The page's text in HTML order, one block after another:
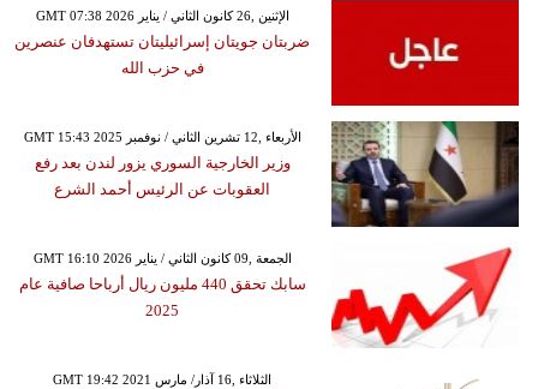
GMT 07:38 2026 الإثنين ,26 كانون الثاني / يناير
ضربتان جويتان إسرائيليتان تستهدفان عنصرين
في حزب الله
GMT 15:43 2025 الأربعاء ,12 تشرين الثاني / نوفمبر
وزير الخارجية السوري يزور لندن بعد رفع
العقوبات عن الرئيس أحمد الشرع
GMT 16:10 2026 الجمعة ,09 كانون الثاني / يناير
سابك تحقق 440 مليون ريال أرباحا صافية عام
2025
GMT 19:42 2021 الثلاثاء ,16 آذار/ مارس